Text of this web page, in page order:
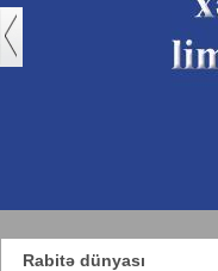
Rabitə dünyası